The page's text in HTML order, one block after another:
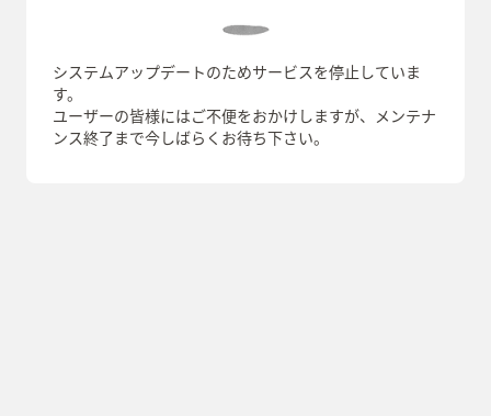
システムアップデートのためサービスを停止していま
す。
ユーザーの皆様にはご不便をおかけしますが、メンテナ
ンス終了まで今しばらくお待ち下さい。